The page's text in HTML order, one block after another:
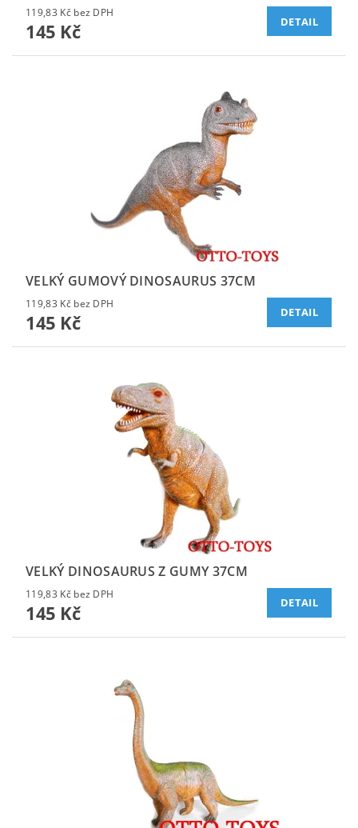
119,83 Kč bez DPH
145 Kč DETAIL
VELKÝ GUMOVÝ DINOSAURUS 37CM
119,83 Kč bez DPH
145 Kč DETAIL
VELKÝ DINOSAURUS Z GUMY 37CM
119,83 Kč bez DPH
145 Kč DETAIL